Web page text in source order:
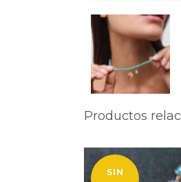
Productos
SIN